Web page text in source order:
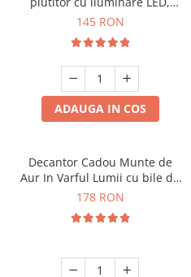
Forma C
145 RON
ADAUGA IN COS
Decantor Cadou Munte de
Aur In Varful Lumii cu bile de
curatare
178 RON